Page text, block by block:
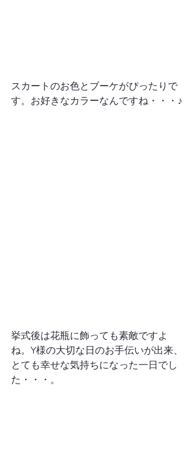
スカートのお色とブーケがぴったりで
す。お好きなカラーなんですね・・・♪
挙式後は花瓶に飾っても素敵ですよ
ね。Y様の大切な日のお手伝いが出来、
とても幸せな気持ちになった一日でし
た・・・。